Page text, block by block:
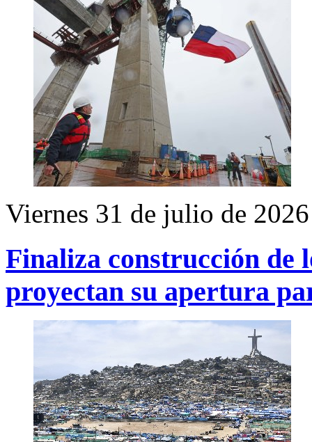
Viernes 31 de julio de 2026
Finaliza construcción de
proyectan su apertura